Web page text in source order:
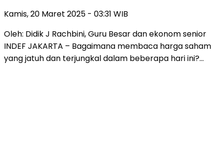
Kamis, 20 Maret 2025 - 03:31 WIB
Oleh: Didik J Rachbini, Guru Besar dan ekonom senior
INDEF JAKARTA – Bagaimana membaca harga saham
yang jatuh dan terjungkal dalam beberapa hari ini?…